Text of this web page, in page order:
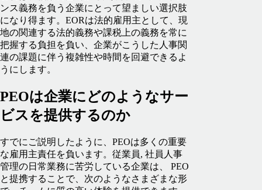
ンス義務を負う企業にとって望ましい選択肢
になり得ます。EORは法的雇用主として、現
地の関連する法的義務や課税上の義務を常に
把握する負担を負い、企業がこうした人事関
連の課題に伴う複雑性や時間を回避できるよ
うにします。
PEOは企業にどのようなサー
ビスを提供するのか
すでにご説明したように、PEOは多くの重要
な雇用主責任を負います。従業員, 社員人事
管理の日常業務に苦労している企業は、 PEO
と提携することで、次のようなさまざまな形